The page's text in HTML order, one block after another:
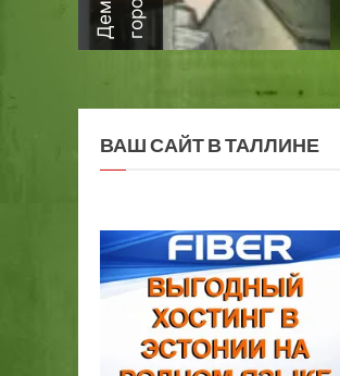
ВАШ САЙТ В ТАЛЛИНЕ